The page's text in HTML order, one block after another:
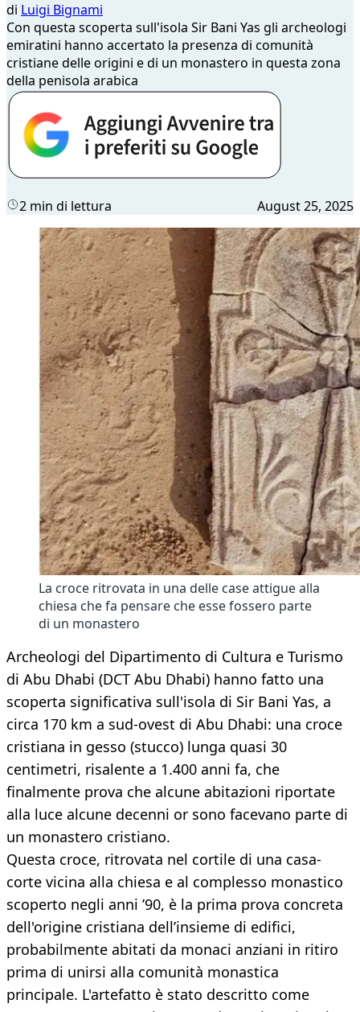
di Luigi Bignami
Con questa scoperta sull'isola Sir Bani Yas gli archeologi
emiratini hanno accertato la presenza di comunità
cristiane delle origini e di un monastero in questa zona
della penisola arabica
2 min di lettura August 25, 2025
La croce ritrovata in una delle case attigue alla
chiesa che fa pensare che esse fossero parte
di un monastero
Archeologi del Dipartimento di Cultura e Turismo
di Abu Dhabi (DCT Abu Dhabi) hanno fatto una
scoperta significativa sull'isola di Sir Bani Yas, a
circa 170 km a sud-ovest di Abu Dhabi: una croce
cristiana in gesso (stucco) lunga quasi 30
centimetri, risalente a 1.400 anni fa, che
finalmente prova che alcune abitazioni riportate
alla luce alcune decenni or sono facevano parte di
un monastero cristiano.
Questa croce, ritrovata nel cortile di una casa-
corte vicina alla chiesa e al complesso monastico
scoperto negli anni ’90, è la prima prova concreta
dell'origine cristiana dell’insieme di edifici,
probabilmente abitati da monaci anziani in ritiro
prima di unirsi alla comunità monastica
principale. L'artefatto è stato descritto come